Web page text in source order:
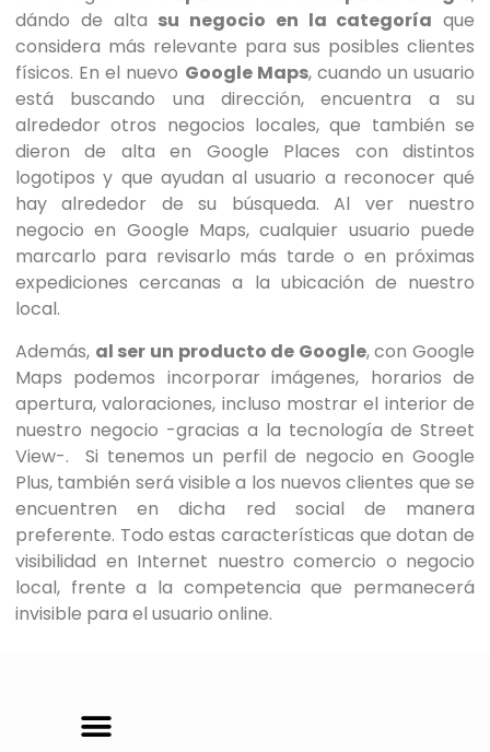
dándo de alta su negocio en la categoría que
considera más relevante para sus posibles clientes
físicos. En el nuevo Google Maps, cuando un usuario
está buscando una dirección, encuentra a su
alrededor otros negocios locales, que también se
dieron de alta en Google Places con distintos
logotipos y que ayudan al usuario a reconocer qué
hay alrededor de su búsqueda. Al ver nuestro
negocio en Google Maps, cualquier usuario puede
marcarlo para revisarlo más tarde o en próximas
expediciones cercanas a la ubicación de nuestro
local.
Además, al ser un producto de Google, con Google
Maps podemos incorporar imágenes, horarios de
apertura, valoraciones, incluso mostrar el interior de
nuestro negocio -gracias a la tecnología de Street
View-. Si tenemos un perfil de negocio en Google
Plus, también será visible a los nuevos clientes que se
encuentren en dicha red social de manera
preferente. Todo estas características que dotan de
visibilidad en Internet nuestro comercio o negocio
local, frente a la competencia que permanecerá
invisible para el usuario online.